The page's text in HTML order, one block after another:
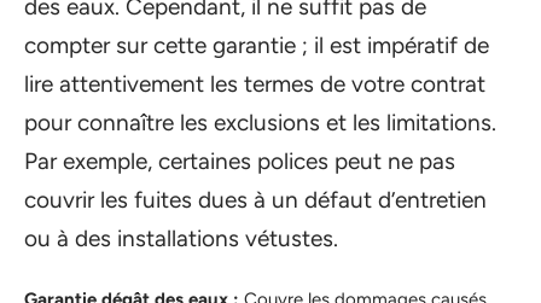
des eaux. Cependant, il ne suffit pas de
compter sur cette garantie ; il est impératif de
lire attentivement les termes de votre contrat
pour connaître les exclusions et les limitations.
Par exemple, certaines polices peut ne pas
couvrir les fuites dues à un défaut d’entretien
ou à des installations vétustes.